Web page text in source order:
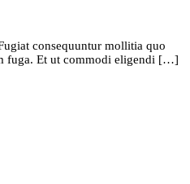
consequuntur mollitia quo
fuga. Et ut commodi eligendi […]